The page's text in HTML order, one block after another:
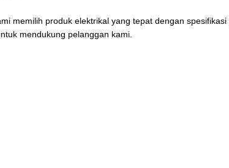
memilih produk elektrikal yang tepat dengan
mendukung pelanggan kami.